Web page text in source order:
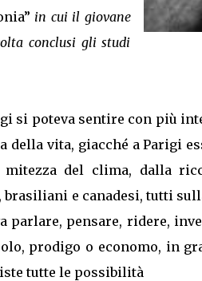
in cui il giovane
conclusi gli studi
si poteva sentire con più
della vita, giacché a Parigi
mitezza del clima, dalla
e canadesi, tutti
parlare, pensare, ridere,
prodigo o economo, in
tutte le possibilità